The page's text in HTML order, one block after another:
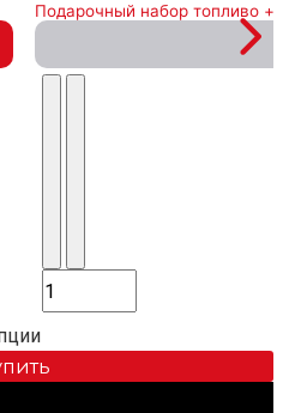
Подарочный набор топливо +